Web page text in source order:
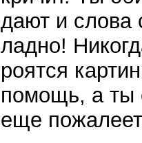
дают и слова
ладно!
роятся
помощь, а
еще